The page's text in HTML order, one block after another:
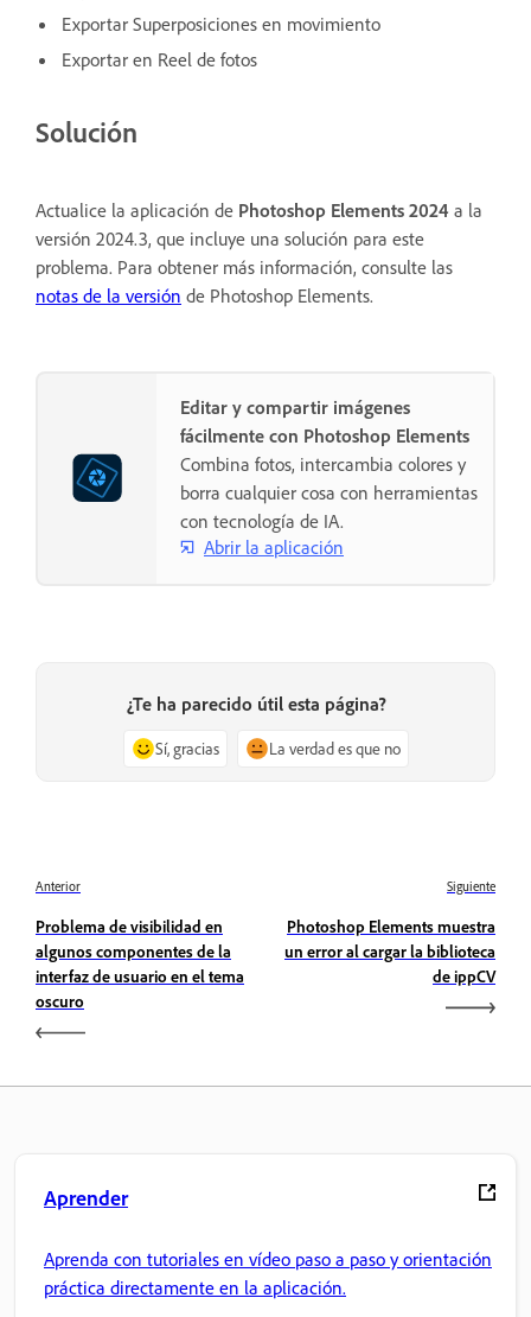
Exportar Superposiciones en movimiento
Exportar en Reel de fotos
Solución
Actualice la aplicación de Photoshop Elements 2024 a la
versión 2024.3, que incluye una solución para este
problema. Para obtener más información, consulte las
notas de la versión de Photoshop Elements.
Editar y compartir imágenes
fácilmente con Photoshop Elements
Combina fotos, intercambia colores y
borra cualquier cosa con herramientas
con tecnología de IA.
Abrir la aplicación
¿Te ha parecido útil esta página?
Sí, gracias La verdad es que no
Anterior
Problema de visibilidad en
algunos componentes de la
interfaz de usuario en el tema
oscuro
Siguiente
Photoshop Elements muestra
un error al cargar la biblioteca
de ippCV
Aprender
Aprenda con tutoriales en vídeo paso a paso y orientación
práctica directamente en la aplicación.